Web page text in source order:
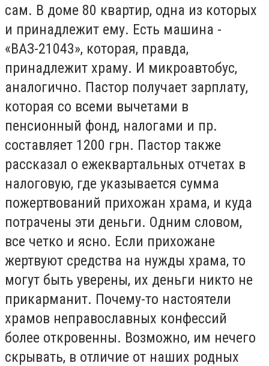
сам. В доме 80 квартир, одна из которых
и принадлежит ему. Есть машина -
«ВАЗ-21043», которая, правда,
принадлежит храму. И микроавтобус,
аналогично. Пастор получает зарплату,
которая со всеми вычетами в
пенсионный фонд, налогами и пр.
составляет 1200 грн. Пастор также
рассказал о ежеквартальных отчетах в
налоговую, где указывается сумма
пожертвований прихожан храма, и куда
потрачены эти деньги. Одним словом,
все четко и ясно. Если прихожане
жертвуют средства на нужды храма, то
могут быть уверены, их деньги никто не
прикарманит. Почему-то настоятели
храмов неправославных конфессий
более откровенны. Возможно, им нечего
скрывать, в отличие от наших родных